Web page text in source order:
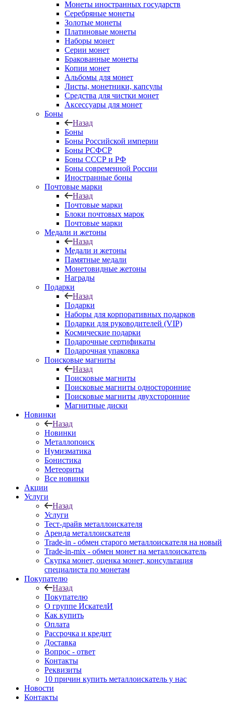
Монеты иностранных государств
Серебряные монеты
Золотые монеты
Платиновые монеты
Наборы монет
Серии монет
Бракованные монеты
Копии монет
Альбомы для монет
Листы, монетники, капсулы
Средства для чистки монет
Аксессуары для монет
Боны
Назад
Боны
Боны Российской империи
Боны РСФСР
Боны СССР и РФ
Боны современной России
Иностранные боны
Почтовые марки
Назад
Почтовые марки
Блоки почтовых марок
Почтовые марки
Медали и жетоны
Назад
Медали и жетоны
Памятные медали
Монетовидные жетоны
Награды
Подарки
Назад
Подарки
Наборы для корпоративных подарков
Подарки для руководителей (VIP)
Космические подарки
Подарочные сертификаты
Подарочная упаковка
Поисковые магниты
Назад
Поисковые магниты
Поисковые магниты односторонние
Поисковые магниты двухсторонние
Магнитные диски
Новинки
Назад
Новинки
Металлопоиск
Нумизматика
Бонистика
Метеориты
Все новинки
Акции
Услуги
Назад
Услуги
Тест-драйв металлоискателя
Аренда металлоискателя
Trade-in - обмен старого металлоискателя на новый
Trade-in-mix - обмен монет на металлоискатель
Скупка монет, оценка монет, консультация
специалиста по монетам
Покупателю
Назад
Покупателю
О группе ИскателИ
Как купить
Оплата
Рассрочка и кредит
Доставка
Вопрос - ответ
Контакты
Реквизиты
10 причин купить металлоискатель у нас
Новости
Контакты